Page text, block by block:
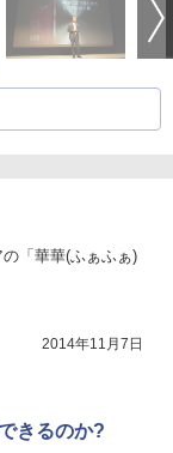
「華華(ふぁふぁ)
2014年11月7日
きるのか?